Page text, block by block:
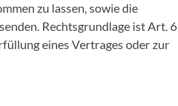
zu lassen, sowie die
Rechtsgrundlage ist Art. 6
eines Vertrages oder zur